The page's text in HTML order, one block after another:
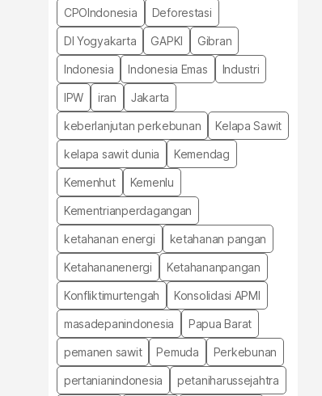
CPOIndonesia Deforestasi
DI Yogyakarta GAPKI Gibran
Indonesia Indonesia Emas Industri
IPW iran Jakarta
keberlanjutan perkebunan Kelapa Sawit
kelapa sawit dunia Kemendag
Kemenhut Kemenlu
Kementrianperdagangan
ketahanan energi ketahanan pangan
Ketahananenergi Ketahananpangan
Konfliktimurtengah Konsolidasi APMI
masadepanindonesia Papua Barat
pemanen sawit Pemuda Perkebunan
pertanianindonesia petaniharussejahtra